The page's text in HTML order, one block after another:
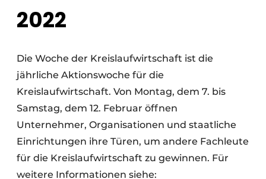
2022
Die Woche der Kreislaufwirtschaft ist die
jährliche Aktionswoche für die
Kreislaufwirtschaft. Von Montag, dem 7. bis
Samstag, dem 12. Februar öffnen
Unternehmer, Organisationen und staatliche
Einrichtungen ihre Türen, um andere Fachleute
für die Kreislaufwirtschaft zu gewinnen. Für
weitere Informationen siehe: